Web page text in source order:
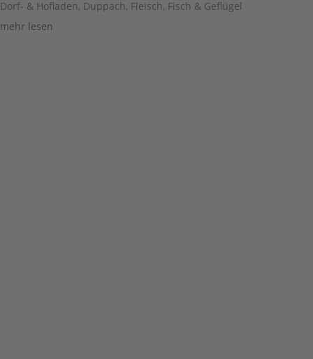
Dorf- & Hofladen, Duppach, Fleisch, Fisch & Geflügel
mehr lesen